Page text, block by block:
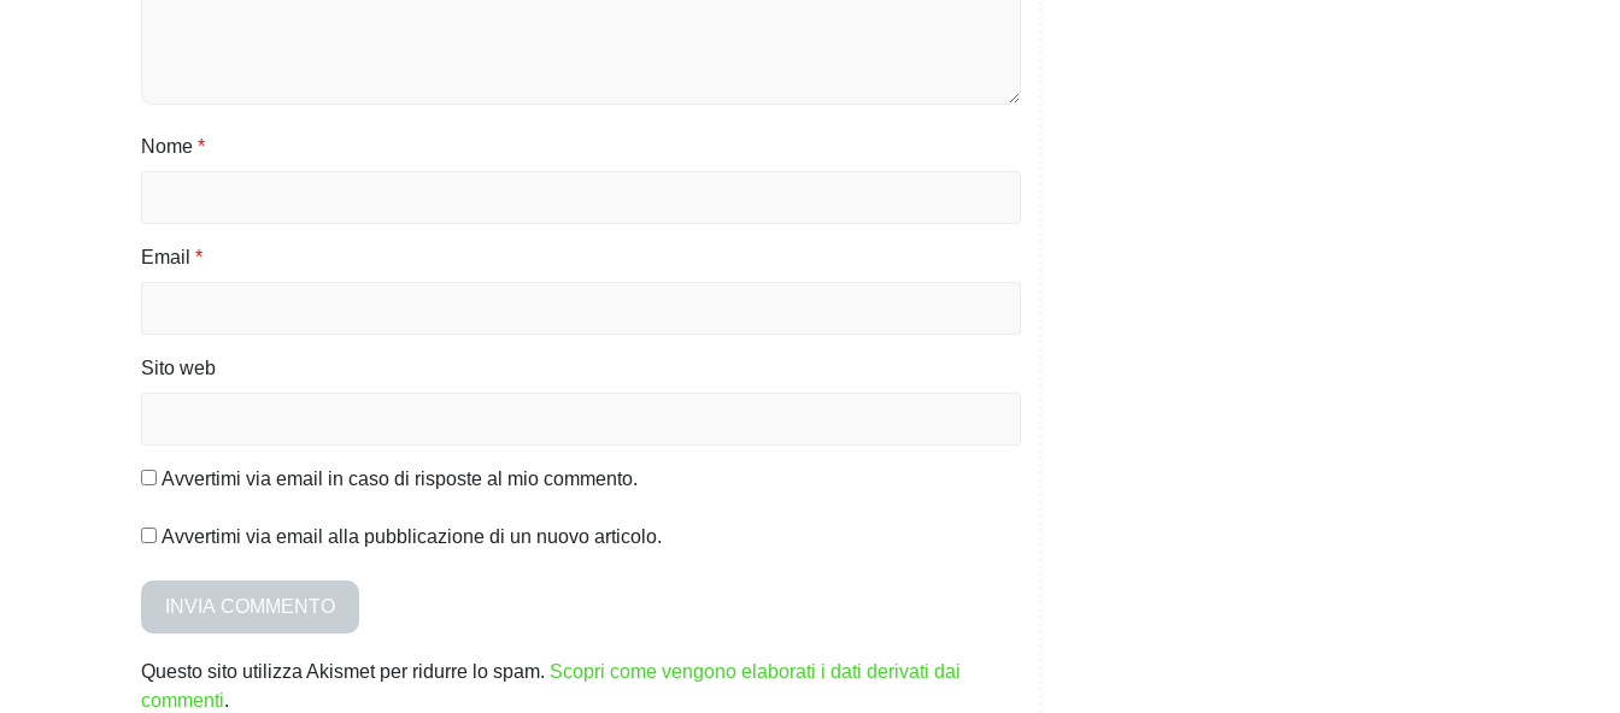
t
c
l
Nome *
Email *
Sito web
Avvertimi via email in caso di risposte al mio commento.
Avvertimi via email alla pubblicazione di un nuovo articolo.
Questo sito utilizza Akismet per ridurre lo spam. Scopri come vengono elaborati i dati derivati dai
commenti.